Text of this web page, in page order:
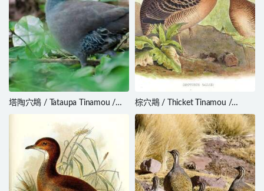
塔陶穴䳍 / Tataupa Tinamou /
Crypturellus tataupa
棕穴䳍 / Thicket Tinamou /
Crypturellus cinnamomeus